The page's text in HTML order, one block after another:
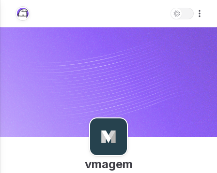
vmagem